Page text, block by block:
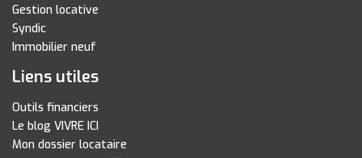
Gestion locative
Syndic
Immobilier neuf
Liens utiles
Outils financiers
Le blog VIVRE ICI
Mon dossier locataire